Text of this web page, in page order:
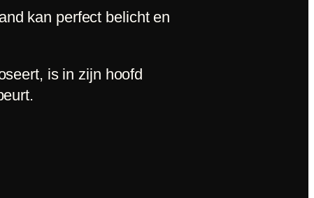
kan perfect belicht en
is in zijn hoofd